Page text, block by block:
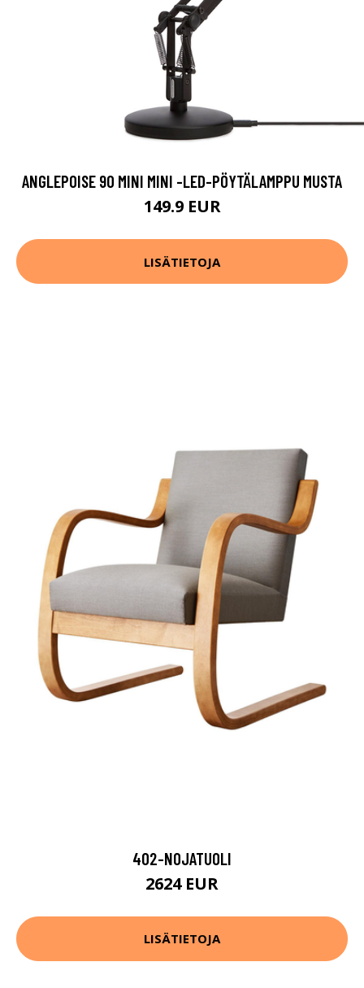
ANGLEPOISE 90 MINI MINI -LED-PÖYTÄLAMPPU MUSTA
149.9 EUR
LISÄTIETOJA
402-NOJATUOLI
2624 EUR
LISÄTIETOJA